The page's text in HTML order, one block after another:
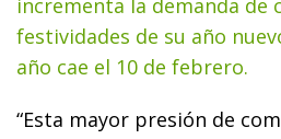
incrementa la demanda de
festividades de su año
año cae el 10 de febrero.
“Esta mayor presión de